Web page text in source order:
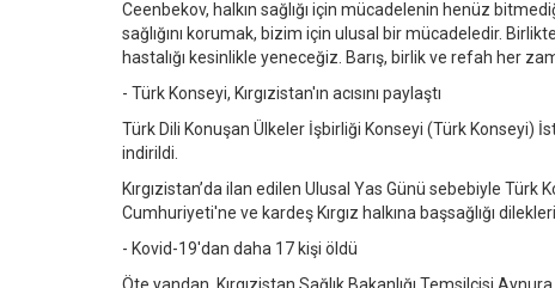
Ceenbekov, halkın sağlığı için mücadelenin henüz
sağlığını korumak, bizim için ulusal bir mücadeledir.
hastalığı kesinlikle yeneceğiz. Barış, birlik ve refah her
- Türk Konseyi, Kırgızistan'ın acısını paylaştı
Türk Dili Konuşan Ülkeler İşbirliği Konseyi (Türk Konseyi)
indirildi.
Kırgızistan’da ilan edilen Ulusal Yas Günü sebebiyle
Cumhuriyeti'ne ve kardeş Kırgız halkına başsağlığı
- Kovid-19'dan daha 17 kişi öldü
Öte yandan, Kırgızistan Sağlık Bakanlığı Temsilcisi